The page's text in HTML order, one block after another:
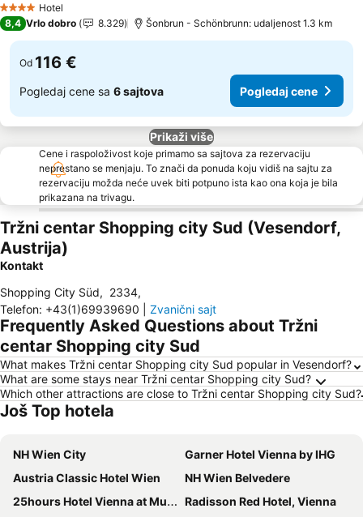
4 ZvezdiceHotel
8,4 Vrlo dobro 8.329 Šonbrun - Schönbrunn: udaljenost 1.3 km
Od 116 €
Pogledaj cene sa 6 sajtova Pogledaj cene
Prikaži više
Cene i raspoloživost koje primamo sa sajtova za rezervaciju
neprestano se menjaju. To znači da ponuda koju vidiš na sajtu za
rezervaciju možda neće uvek biti potpuno ista kao ona koja je bila
prikazana na trivagu.
Tržni centar Shopping city Sud (Vesendorf,
Austrija)
Kontakt
Shopping City Süd, 2334,
Telefon: +43(1)69939690 Zvanični sajt
Frequently Asked Questions about Tržni
centar Shopping city Sud
What makes Tržni centar Shopping city Sud popular in Vesendorf?
What are some stays near Tržni centar Shopping city Sud?
Which other attractions are close to Tržni centar Shopping city Sud?
Još Top hotela
NH Wien City
Garner Hotel Vienna by IHG
Austria Classic Hotel Wien
NH Wien Belvedere
25hours Hotel Vienna at MuseumsQuartier
Radisson Red Hotel, Vienna